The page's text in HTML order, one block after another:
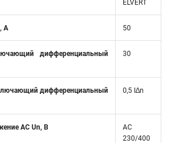
ELVERT
А 50
дифференциальный
30
дифференциальный
0,5 I∆n
АС Un, В
AC
230/400